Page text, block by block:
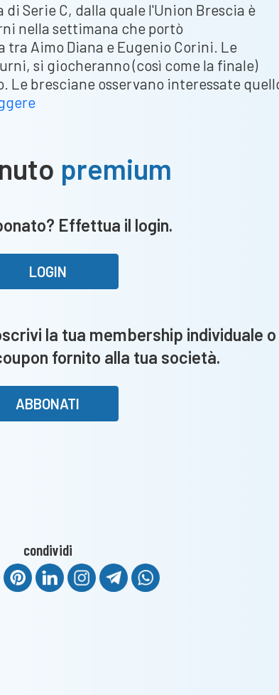
Serie C, dalla quale l'Union Brescia è
nella settimana che portò
Aimo Diana e Eugenio Corini. Le
si giocheranno (così come la finale)
Le bresciane osservano interessate
Coppa
il
non
solo)
tifa
Renate,
la
vince
l’undicesima
ai
play
premium
Effettua il login.
LOGIN
la tua membership individuale o
fornito alla tua società.
ABBONATI
condividi